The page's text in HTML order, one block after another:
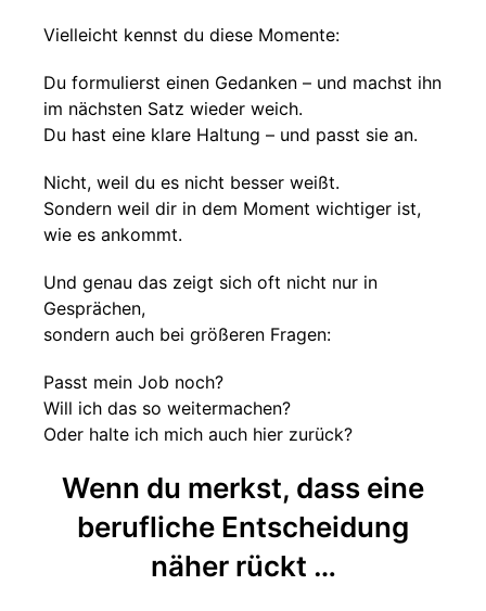
Vielleicht kennst du diese Momente:
Du formulierst einen Gedanken – und machst ihn
im nächsten Satz wieder weich.
Du hast eine klare Haltung – und passt sie an.
Nicht, weil du es nicht besser weißt.
Sondern weil dir in dem Moment wichtiger ist,
wie es ankommt.
Und genau das zeigt sich oft nicht nur in
Gesprächen,
sondern auch bei größeren Fragen:
Passt mein Job noch?
Will ich das so weitermachen?
Oder halte ich mich auch hier zurück?
Wenn du merkst, dass eine
berufliche Entscheidung
näher rückt …